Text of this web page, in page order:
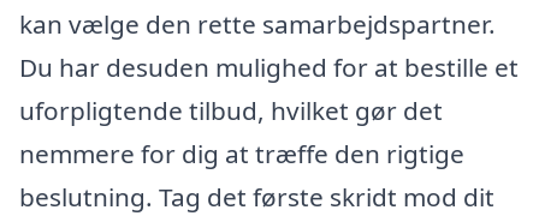
kan vælge den rette samarbejdspartner.
Du har desuden mulighed for at bestille et
uforpligtende tilbud, hvilket gør det
nemmere for dig at træffe den rigtige
beslutning. Tag det første skridt mod dit